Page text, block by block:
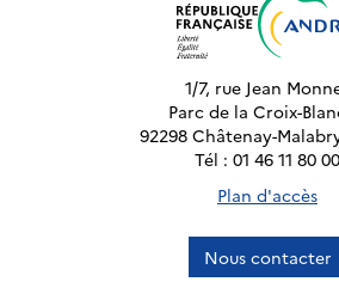
1/7, rue Jean
Parc de la Croix-
92298 Châtenay-
Tél : 01 46 11 80 00
Plan d'accès
Nous contacter